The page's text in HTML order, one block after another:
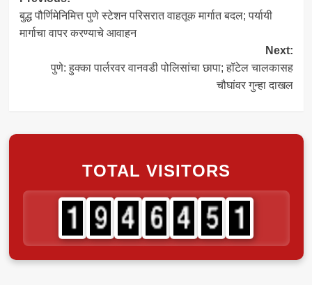
navigation
बुद्ध पौर्णिमेनिमित्त पुणे स्टेशन परिसरात वाहतूक मार्गात बदल; पर्यायी
मार्गाचा वापर करण्याचे आवाहन
Next:
पुणे: हुक्का पार्लरवर वानवडी पोलिसांचा छापा; हॉटेल चालकासह
चौघांवर गुन्हा दाखल
TOTAL VISITORS